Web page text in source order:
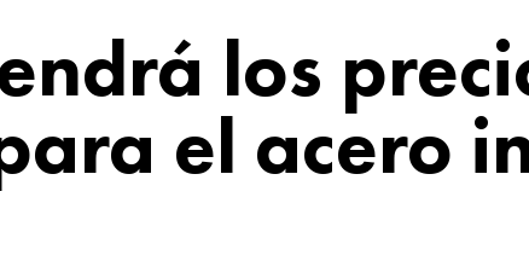
los
el acero